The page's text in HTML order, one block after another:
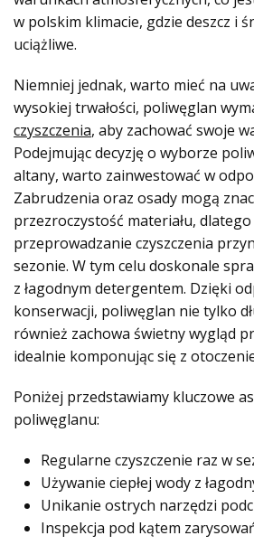
w polskim klimacie, gdzie deszcz i
uciążliwe.
Niemniej jednak, warto mieć na
wysokiej trwałości, poliwęglan
czyszczenia, aby zachować swoje
Podejmując decyzję o wyborze
altany, warto zainwestować w
Zabrudzenia oraz osady mogą
przezroczystość materiału, dlatego
przeprowadzanie czyszczenia
sezonie. W tym celu doskonale
z łagodnym detergentem. Dzięki
konserwacji, poliwęglan nie tylko
również zachowa świetny wygląd
idealnie komponując się z
Poniżej przedstawiamy kluczowe
poliwęglanu:
Regularne czyszczenie raz w
Używanie ciepłej wody z
Unikanie ostrych narzędzi
Inspekcja pod kątem